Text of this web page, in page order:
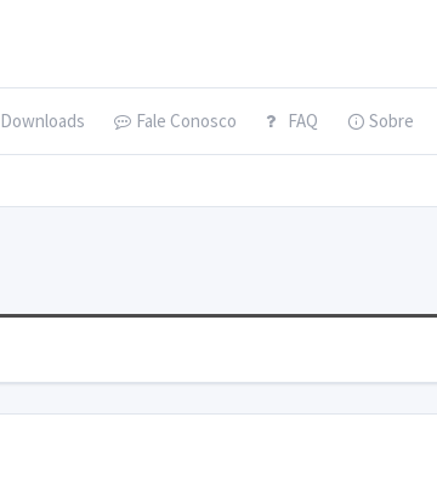
Downloads Fale Conosco FAQ Sobre